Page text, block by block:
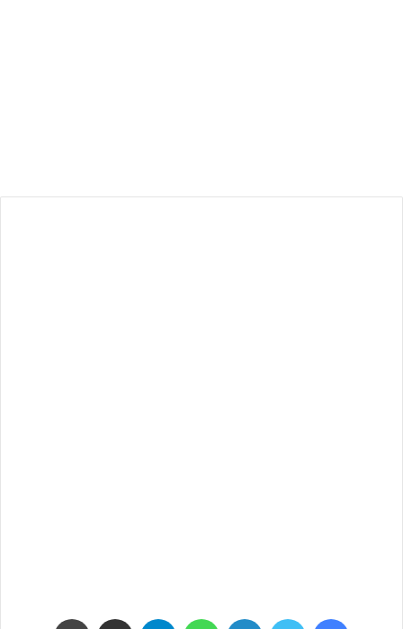
فيسبوك تويتر لينكدإن واتساب تيلقرام مشاركة عبر البريد